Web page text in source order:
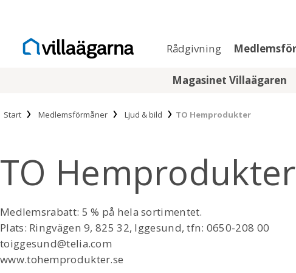
Rådgivning
Magasinet Villaägaren
Start Medlemsförmåner Ljud & bild TO Hemprodukter
TO Hemprodukter
Medlemsrabatt: 5 % på hela sortimentet.
Plats: Ringvägen 9, 825 32, Iggesund, tfn: 0650-208 00
toiggesund@telia.com
www.tohemprodukter.se